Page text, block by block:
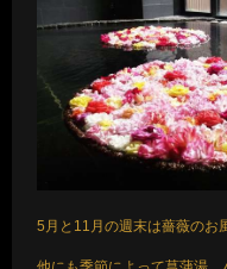
5月と11月の週末は薔薇のお